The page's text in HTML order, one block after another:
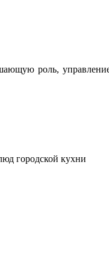
роль,
городской кухни